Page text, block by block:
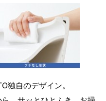
独自のデザイン。